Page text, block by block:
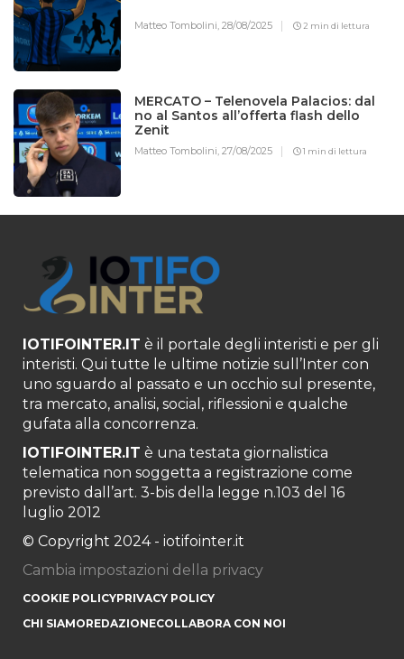
Matteo Tombolini,28/08/2025 2 min di lettura
MERCATO – Telenovela Palacios: dal
no al Santos all’offerta flash dello
Zenit
Matteo Tombolini,27/08/2025 1 min di lettura
IOTIFOINTER.IT è il portale degli interisti e per gli
interisti. Qui tutte le ultime notizie sull’Inter con
uno sguardo al passato e un occhio sul presente,
tra mercato, analisi, social, riflessioni e qualche
gufata alla concorrenza.
IOTIFOINTER.IT è una testata giornalistica
telematica non soggetta a registrazione come
previsto dall’art. 3-bis della legge n.103 del 16
luglio 2012
© Copyright 2024 - iotifointer.it
Cambia impostazioni della privacy
COOKIE POLICYPRIVACY POLICY
CHI SIAMOREDAZIONECOLLABORA CON NOI